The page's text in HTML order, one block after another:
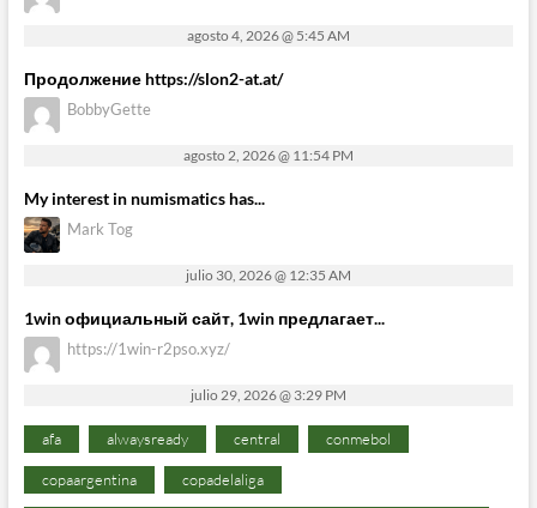
agosto 4, 2026 @ 5:45 AM
Продолжение https://slon2-at.at/
BobbyGette
agosto 2, 2026 @ 11:54 PM
My interest in numismatics has...
Mark Tog
julio 30, 2026 @ 12:35 AM
1win официальный сайт, 1win предлагает...
https://1win-r2pso.xyz/
julio 29, 2026 @ 3:29 PM
afa alwaysready central conmebol
copaargentina copadelaliga